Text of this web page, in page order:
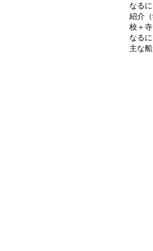
なる
紹介
校＋
なる
主な